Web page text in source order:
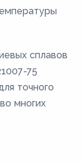
сплавов
75
точного
многих